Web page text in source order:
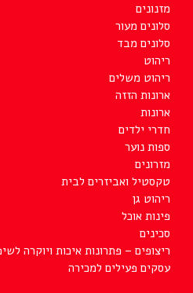
מזנונים
סלונים מעור
סלונים מבד
ריהוט
ריהוט משלים
ארונות הזזה
ארונות
חדרי ילדים
ספות נוער
מזרונים
טקסטיל ואביזרים לבית
ריהוט גן
פינות אוכל
סכינים
ריצופים – פתרונות איכות ויוקרה
עסקים פעילים למכירה